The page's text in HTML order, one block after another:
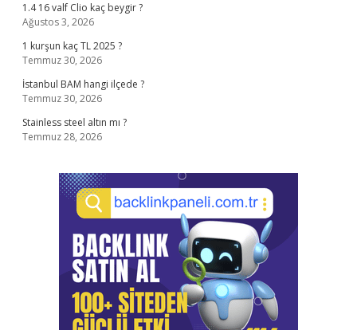
1.4 16 valf Clio kaç beygir ?
Ağustos 3, 2026
1 kurşun kaç TL 2025 ?
Temmuz 30, 2026
İstanbul BAM hangi ilçede ?
Temmuz 30, 2026
Stainless steel altın mı ?
Temmuz 28, 2026